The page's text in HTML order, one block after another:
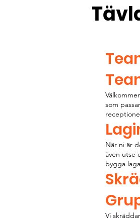
som
När ni är
även utse
bygga
Vi